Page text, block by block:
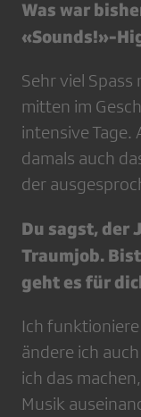
Was war
«Sounds!»-
Sehr viel Spass
mitten im
intensive Tage.
damals auch
der
Du sagst, der
Traumjob.
geht es für
Ich
ändere ich
ich das
Musik